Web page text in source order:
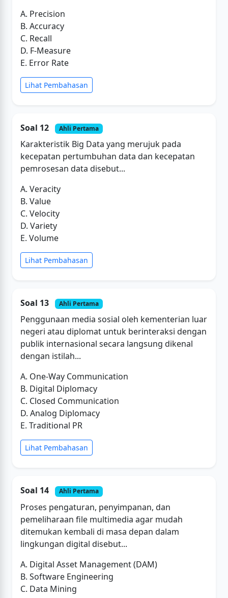
A. Precision
B. Accuracy
C. Recall
D. F-Measure
E. Error Rate
Lihat Pembahasan
Soal 12 Ahli Pertama
Karakteristik Big Data yang merujuk pada
kecepatan pertumbuhan data dan kecepatan
pemrosesan data disebut...
A. Veracity
B. Value
C. Velocity
D. Variety
E. Volume
Lihat Pembahasan
Soal 13 Ahli Pertama
Penggunaan media sosial oleh kementerian luar
negeri atau diplomat untuk berinteraksi dengan
publik internasional secara langsung dikenal
dengan istilah...
A. One-Way Communication
B. Digital Diplomacy
C. Closed Communication
D. Analog Diplomacy
E. Traditional PR
Lihat Pembahasan
Soal 14 Ahli Pertama
Proses pengaturan, penyimpanan, dan
pemeliharaan file multimedia agar mudah
ditemukan kembali di masa depan dalam
lingkungan digital disebut...
A. Digital Asset Management (DAM)
B. Software Engineering
C. Data Mining